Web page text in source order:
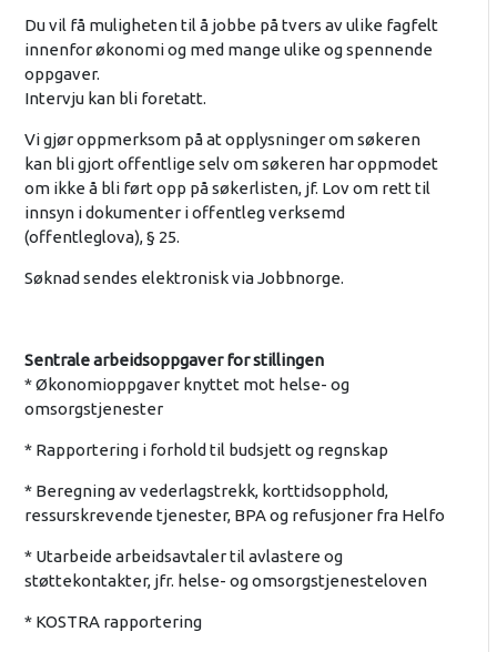
Du vil få muligheten til å jobbe på tvers av ulike fagfelt
innenfor økonomi og med mange ulike og spennende
oppgaver.
Intervju kan bli foretatt.
Vi gjør oppmerksom på at opplysninger om søkeren
kan bli gjort offentlige selv om søkeren har oppmodet
om ikke å bli ført opp på søkerlisten, jf. Lov om rett til
innsyn i dokumenter i offentleg verksemd
(offentleglova), § 25.
Søknad sendes elektronisk via Jobbnorge.
Sentrale arbeidsoppgaver for stillingen
* Økonomioppgaver knyttet mot helse- og
omsorgstjenester
* Rapportering i forhold til budsjett og regnskap
* Beregning av vederlagstrekk, korttidsopphold,
ressurskrevende tjenester, BPA og refusjoner fra Helfo
* Utarbeide arbeidsavtaler til avlastere og
støttekontakter, jfr. helse- og omsorgstjenesteloven
* KOSTRA rapportering